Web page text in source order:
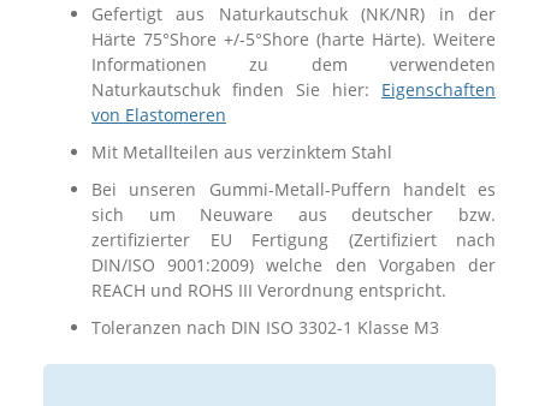
Gefertigt aus Naturkautschuk (NK/NR) in der
Härte 75°Shore +/-5°Shore (harte Härte). Weitere
Informationen zu dem verwendeten
Naturkautschuk finden Sie hier: Eigenschaften
von Elastomeren
Mit Metallteilen aus verzinktem Stahl
Bei unseren Gummi-Metall-Puffern handelt es
sich um Neuware aus deutscher bzw.
zertifizierter EU Fertigung (Zertifiziert nach
DIN/ISO 9001:2009) welche den Vorgaben der
REACH und ROHS III Verordnung entspricht.
Toleranzen nach DIN ISO 3302-1 Klasse M3